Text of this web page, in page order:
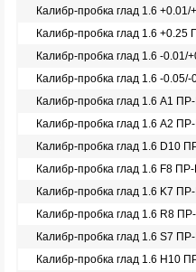
Калибр-пробка глад 1.6 +0.01/
Калибр-пробка глад 1.6 +0.25
Калибр-пробка глад 1.6 -0.01/
Калибр-пробка глад 1.6 -0.05/-
Калибр-пробка глад 1.6 A1
Калибр-пробка глад 1.6 A2
Калибр-пробка глад 1.6 D10
Калибр-пробка глад 1.6 F8
Калибр-пробка глад 1.6 K7
Калибр-пробка глад 1.6 R8
Калибр-пробка глад 1.6 S7
Калибр-пробка глад 1.6 Н10